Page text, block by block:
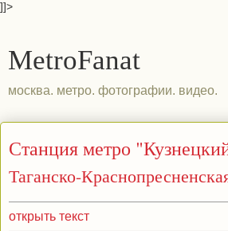
]]>
MetroFanat
москва. метро. фотографии. видео.
Станция метро
Таганско-
открыть текст